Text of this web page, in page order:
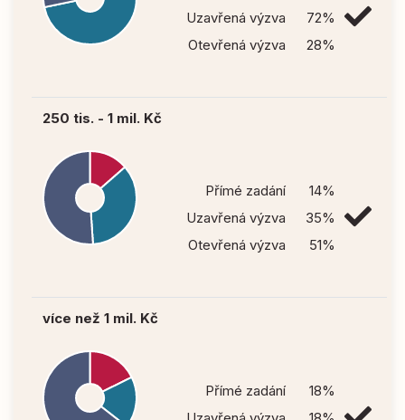
Uzavřená výzva
72%
Otevřená výzva
28%
250 tis. - 1 mil. Kč
Přímé zadání
14%
Uzavřená výzva
35%
Otevřená výzva
51%
více než 1 mil. Kč
Přímé zadání
18%